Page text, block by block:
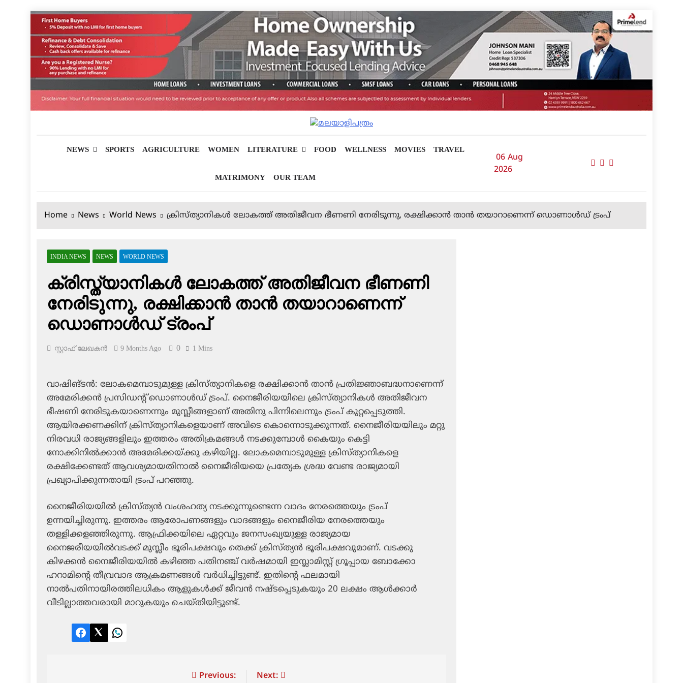
Skip
content
NEWS SPORTS AGRICULTURE WOMEN LITERATURE FOOD WELLNESS MOVIES TRAVEL
MATRIMONY OUR TEAM
06 Aug
2026
Home News World News ക്രിസ്ത്യാനികള്‍ ലോകത്ത് അതിജീവന ഭീണണി നേരിടുന്നു, രക്ഷിക്കാന്‍ താന്‍ തയാറാണെന്ന് ഡൊണാള്‍ഡ് ട്രംപ്
INDIA NEWS NEWS WORLD NEWS
ക്രിസ്ത്യാനികള്‍ ലോകത്ത് അതിജീവന ഭീണണി
നേരിടുന്നു, രക്ഷിക്കാന്‍ താന്‍ തയാറാണെന്ന്
ഡൊണാള്‍ഡ് ട്രംപ്
സ്റ്റാഫ് ലേഖകൻ 9 Months Ago 0 1 Mins
വാഷിങ്ടന്‍: ലോകമെമ്പാടുമുള്ള ക്രിസ്ത്യാനികളെ രക്ഷിക്കാന്‍ താന്‍ പ്രതിജ്ഞാബദ്ധനാണെന്ന്
അമേരിക്കന്‍ പ്രസിഡന്റ് ഡൊണാള്‍ഡ് ട്രംപ്. നൈജീരിയയിലെ ക്രിസ്ത്യാനികള്‍ അതിജീവന
ഭീഷണി നേരിടുകയാണെന്നും മുസ്ലീങ്ങളാണ് അതിനു പിന്നിലെന്നും ട്രംപ് കുറ്റപ്പെടുത്തി.
ആയിരക്കണക്കിന് ക്രിസ്ത്യാനികളെയാണ് അവിടെ കൊന്നൊടുക്കുന്നത്. നൈജീരിയയിലും മറ്റു
നിരവധി രാജ്യങ്ങളിലും ഇത്തരം അതിക്രമങ്ങള്‍ നടക്കുമ്പോള്‍ കൈയും കെട്ടി
നോക്കിനില്‍ക്കാന്‍ അമേരിക്കയ്ക്കു കഴിയില്ല. ലോകമെമ്പാടുമുള്ള ക്രിസ്ത്യാനികളെ
രക്ഷിക്കേണ്ടത് ആവശ്യമായതിനാല്‍ നൈജീരിയയെ പ്രത്യേക ശ്രദ്ധ വേണ്ട രാജ്യമായി
പ്രഖ്യാപിക്കുന്നതായി ട്രംപ് പറഞ്ഞു.
നൈജീരിയയില്‍ ക്രിസ്ത്യന്‍ വംശഹത്യ നടക്കുന്നുണ്ടെന്ന വാദം നേരത്തെയും ട്രംപ്
ഉന്നയിച്ചിരുന്നു. ഇത്തരം ആരോപണങ്ങളും വാദങ്ങളും നൈജീരിയ നേരത്തെയും
തള്ളിക്കളഞ്ഞിരുന്നു. ആഫ്രിക്കയിലെ ഏറ്റവും ജനസംഖ്യയുള്ള രാജ്യമായ
നൈജരീയയില്‍വടക്ക് മുസ്ലീം ഭൂരിപക്ഷവും തെക്ക് ക്രിസ്ത്യന്‍ ഭൂരിപക്ഷവുമാണ്. വടക്കു
കിഴക്കന്‍ നൈജീരിയയില്‍ കഴിഞ്ഞ പതിനഞ്ച് വര്‍ഷമായി ഇസ്ലാമിസ്റ്റ് ഗ്രൂപ്പായ ബോക്കോ
ഹറാമിന്റെ തീവ്രവാദ ആക്രമണങ്ങള്‍ വര്‍ധിച്ചിട്ടുണ്ട്. ഇതിന്റെ ഫലമായി
നാല്‍പതിനായിരത്തിലധികം ആളുകള്‍ക്ക് ജീവന്‍ നഷ്ടപ്പെടുകയും 20 ലക്ഷം ആള്‍ക്കാര്‍
വീടില്ലാത്തവരായി മാറുകയും ചെയ്തിയിട്ടുണ്ട്.
Facebook
TwitterLinkedIn
Previous: Next: